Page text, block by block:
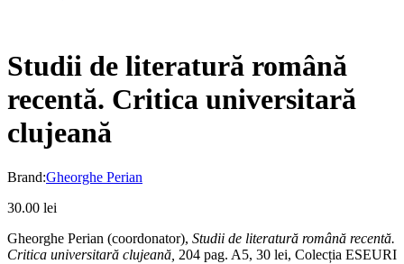
Studii de literatură română
recentă. Critica universitară
clujeană
Brand:Gheorghe Perian
30.00 lei
Gheorghe Perian (coordonator), Studii de literatură română recentă.
Critica universitară clujeană, 204 pag. A5, 30 lei, Colecția ESEURI